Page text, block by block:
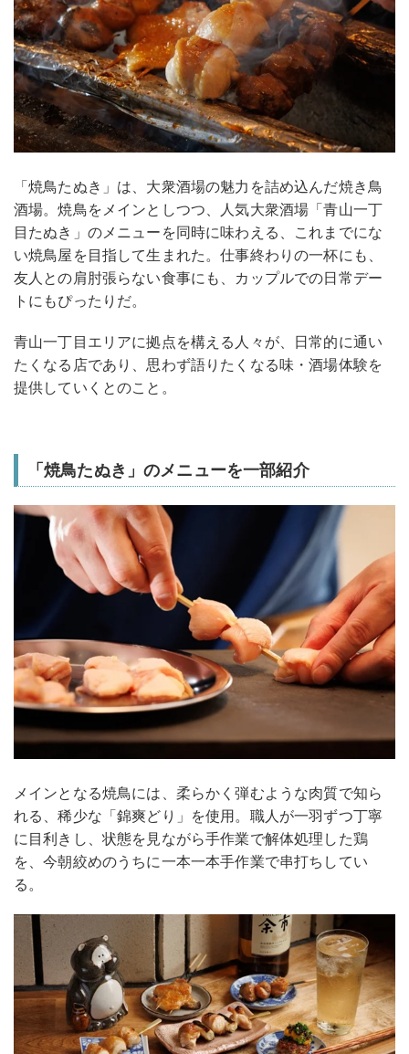
「焼鳥たぬき」は、大衆酒場の魅力を詰め込んだ焼き鳥
酒場。焼鳥をメインとしつつ、人気大衆酒場「青山一丁
目たぬき」のメニューを同時に味わえる、これまでにな
い焼鳥屋を目指して生まれた。仕事終わりの一杯にも、
友人との肩肘張らない食事にも、カップルでの日常デー
トにもぴったりだ。
青山一丁目エリアに拠点を構える人々が、日常的に通い
たくなる店であり、思わず語りたくなる味・酒場体験を
提供していくとのこと。
「焼鳥たぬき」のメニューを一部紹介
メインとなる焼鳥には、柔らかく弾むような肉質で知ら
れる、稀少な「錦爽どり」を使用。職人が一羽ずつ丁寧
に目利きし、状態を見ながら手作業で解体処理した鶏
を、今朝絞めのうちに一本一本手作業で串打ちしてい
る。